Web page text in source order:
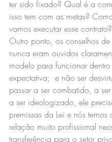
ter sido fixado? Qual é a
isso tem com as metas?
vamos executar esse contrato?
Outro ponto, os conselhos
nunca eram ouvidos
modelo para funcionar
expectativa;  e não ser
passar a ser combatido, a
a ser ideologizado, ele
premissas da Lei e nós temos
relação muito profissional
transferência para o setor